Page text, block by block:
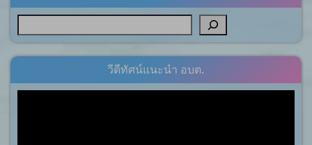
วีดีทัศน์แนะนำ อบต.